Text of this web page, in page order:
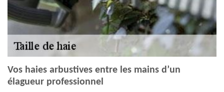
Vos haies arbustives entre les mains d’un
élagueur professionnel